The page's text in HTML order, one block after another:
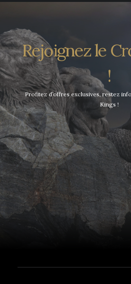
Rejoignez le
!
Profitez d’offres exclusives, restez
Kings !